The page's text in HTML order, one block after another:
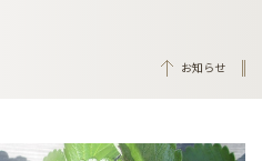
お知らせ